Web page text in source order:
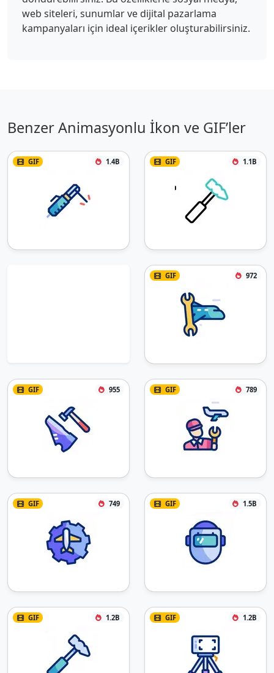
web siteleri, sunumlar ve dijital pazarlama
kampanyaları için ideal içerikler oluşturabilirsiniz.
Benzer Animasyonlu İkon ve GIF’ler
GIF 1.4B GIF 1.1B
GIF 972
GIF 955 GIF 789
GIF 749 GIF 1.5B
GIF 1.2B GIF 1.2B